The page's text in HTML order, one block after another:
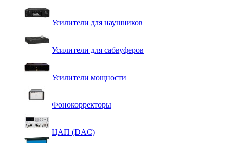
Усилители для наушников
Усилители для сабвуферов
Усилители мощности
Фонокорректоры
ЦАП (DAC)